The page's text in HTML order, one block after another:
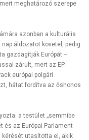
meghatározó szerepe
azonban a kulturális
áldozatot követel, pedig
gazdagítják Európát –
zárult, mert az EP
európai polgári
hátat fordítva az őshonos
a testület „semmibe
és az Európai Parlament
kérését utasította el, akik